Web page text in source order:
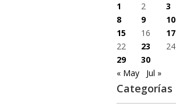
1
2 3
8
9 10
15
16 17
22
23 24
29
30
« May
Jul »
Categorías